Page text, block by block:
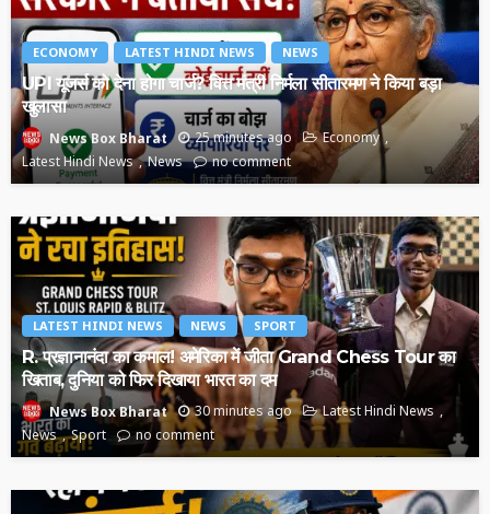
ECONOMY LATEST HINDI NEWS NEWS
UPI यूजर्स को देना होगा चार्ज? वित्त मंत्री निर्मला सीतारमण ने किया बड़ा
खुलासा
News Box Bharat 25 minutes ago
Economy
Latest Hindi News
News no comment
LATEST HINDI NEWS NEWS SPORT
R. प्रज्ञानानंदा का कमाल! अमेरिका में जीता Grand Chess Tour का
खिताब, दुनिया को फिर दिखाया भारत का दम
News Box Bharat 30 minutes ago
Latest Hindi News
News
Sport no comment